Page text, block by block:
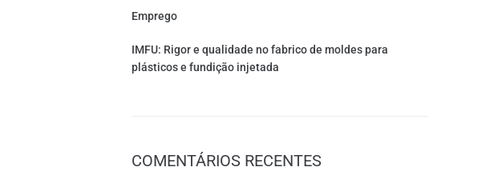
Emprego
IMFU: Rigor e qualidade no fabrico de moldes para
plásticos e fundição injetada
COMENTÁRIOS RECENTES